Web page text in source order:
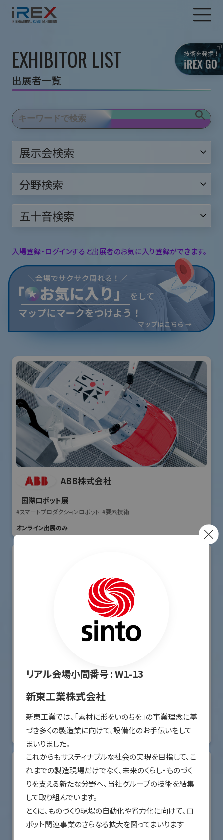
リアル会場小間番号 :W1-13
新東工業株式会社
新東工業では、「素材に形をいのちを」の事業理念に基
づき多くの製造業に向けて、設備化のお手伝いをして
まいりました。
これからもサスティナブルな社会の実現を目指して、こ
れまでの製造現場だけでなく、未来のくらし・ものづく
りを支える新たな分野へ、当社グループの技術を結集
して取り組んでいます。
とくに、ものづくり現場の自動化や省力化に向けて、ロ
ボット関連事業のさらなる拡大を図ってまいります
EXHIBITOR LIST
出展者一覧
入場登録・ログインすると出展者のお気に入り登録ができます。
ABB株式会社
国際ロボット展
#スマートプロダクションロボット #要素技術
オンライン出展のみ
#スマートプロダクションロボット #要素技術
リアル会場小間番号 : W2-36